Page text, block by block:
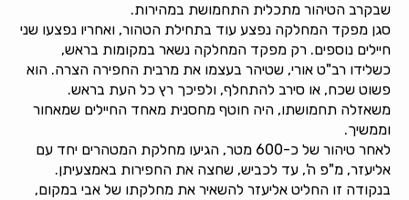
שבקרב הטיהור מתכלית התחמושת במהירות.
סגן מפקד המחלקה נפצע עוד בתחילת הטהור, ואחריו נפצעו שני
חיילים נוספים. רק מפקד המחלקה נשאר במקומות בראש,
כשלידו רב"ט אורי, שטיהר בעצמו את מרבית החפירה הצרה. הוא
פשוט שכח, או סירב להתחלף, ולפיכך רץ כל העת בראש.
משאזלה תחמושתו, היה חוטף מחסנית מאחד החיילים שמאחור
וממשיך.
לאחר טיהור של כ-600 מטר, הגיעו מחלקת המטהרים יחד עם
אליעזר, מ"פ ה', עד לכביש, שחצה את החפירות באמצעיתן.
בנקודה זו החליט אליעזר להשאיר את מחלקתו של אבי במקום,